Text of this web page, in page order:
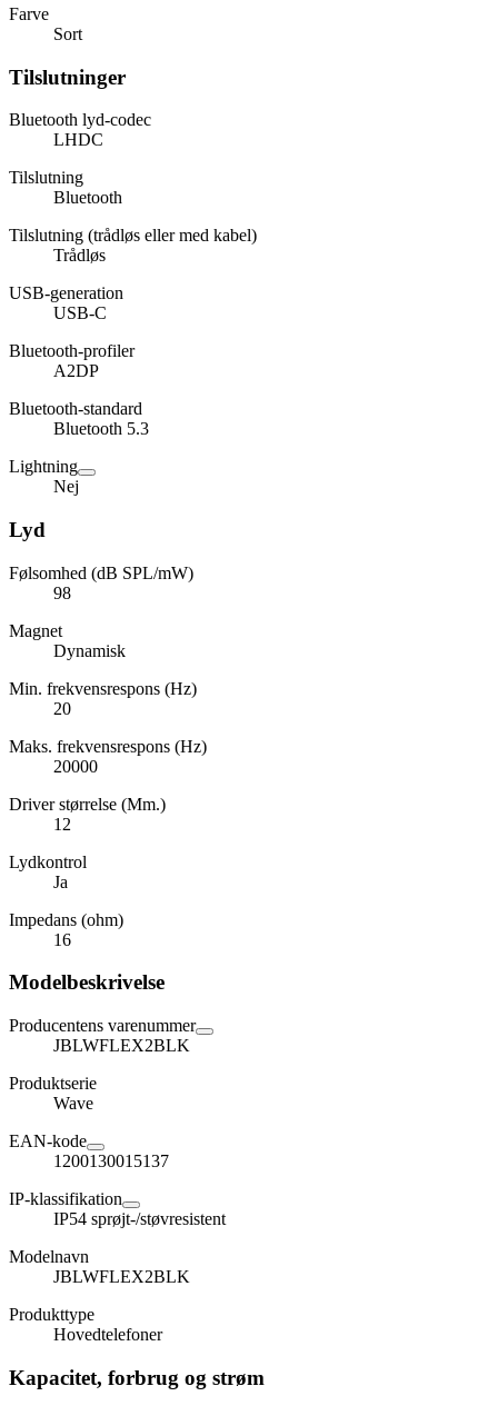
Farve
Sort
Tilslutninger
Bluetooth lyd-codec
LHDC
Tilslutning
Bluetooth
Tilslutning (trådløs eller med kabel)
Trådløs
USB-generation
USB-C
Bluetooth-profiler
A2DP
Bluetooth-standard
Bluetooth 5.3
Lightning
Nej
Lyd
Følsomhed (dB SPL/mW)
98
Magnet
Dynamisk
Min. frekvensrespons (Hz)
20
Maks. frekvensrespons (Hz)
20000
Driver størrelse (Mm.)
12
Lydkontrol
Ja
Impedans (ohm)
16
Modelbeskrivelse
Producentens varenummer
JBLWFLEX2BLK
Produktserie
Wave
EAN-kode
1200130015137
IP-klassifikation
IP54 sprøjt-/støvresistent
Modelnavn
JBLWFLEX2BLK
Produkttype
Hovedtelefoner
Kapacitet, forbrug og strøm